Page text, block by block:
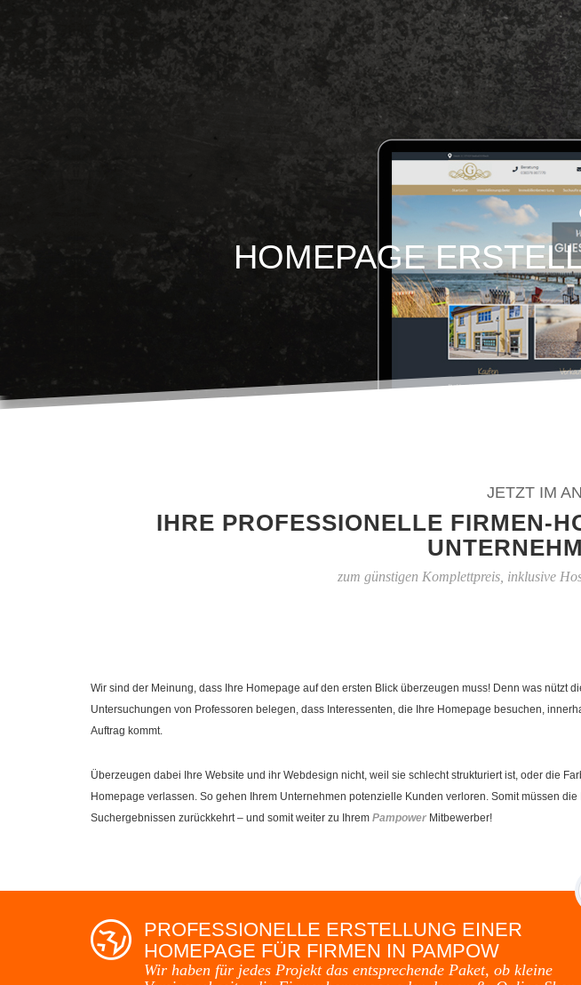
HOMEPAGE
JETZT IM
IHRE PROFESSIONELLE FIRMEN-
zum günstigen Komplettpreis, inklusive
Wir sind der Meinung, dass Ihre Homepage auf den ersten Blick überzeugen muss! Denn was
Untersuchungen von Professoren belegen, dass Interessenten, die Ihre Homepage besuchen,
Auftrag kommt.
Überzeugen dabei Ihre Website und ihr Webdesign nicht, weil sie schlecht strukturiert ist, oder die
Homepage verlassen. So gehen Ihrem Unternehmen potenzielle Kunden verloren. Somit müssen
Suchergebnissen zurückkehrt – und somit weiter zu Ihrem Pampower Mitbewerber!
PROFESSIONELLE ERSTELLUNG EINER
HOMEPAGE FÜR FIRMEN IN PAMPOW
Wir haben für jedes Projekt das entsprechende Paket, ob kleine